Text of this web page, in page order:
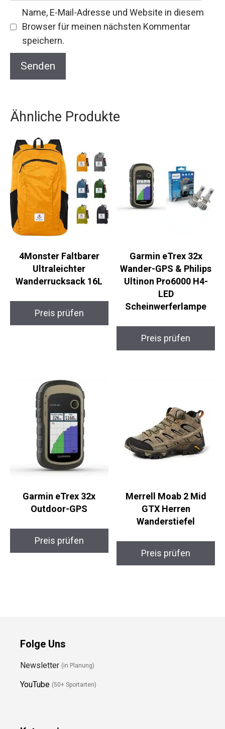
Name, E-Mail-Adresse und Website in diesem
Browser für meinen nächsten Kommentar
speichern.
4Monster Faltbarer
Ultraleichter
Preis prüfen
Garmin eTrex 32x
Wander-GPS & Philips
Ultinon Pro6000 H4-
Scheinwerferlampe
Preis prüfen
Garmin eTrex 32x
Outdoor-GPS
Preis prüfen
Merrell Moab 2 Mid
GTX Herren
Wanderstiefel
Preis prüfen
Folge Uns
Newsletter (in Planung)
YouTube (50+ Sportarten)